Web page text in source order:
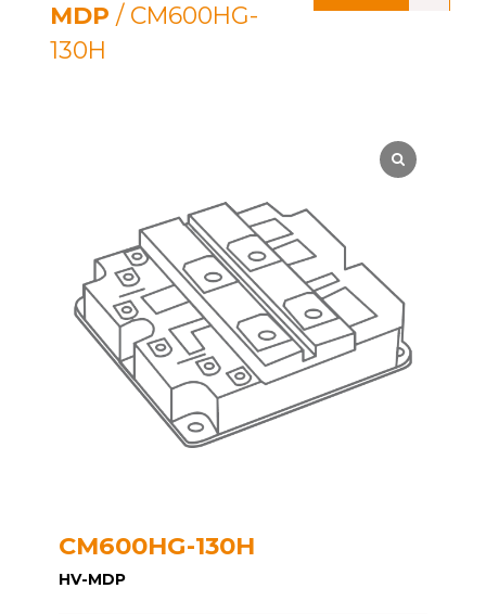
MDP / CM600HG-
130H
CM600HG-130H
HV-MDP